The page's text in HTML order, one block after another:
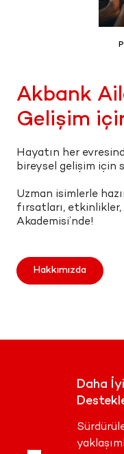
Akbank
Gelişim
Hayatın her
bireysel gelişim için
Uzman isimlerle
fırsatları,
Akademisi’nde!
Hakkımızda
Daha